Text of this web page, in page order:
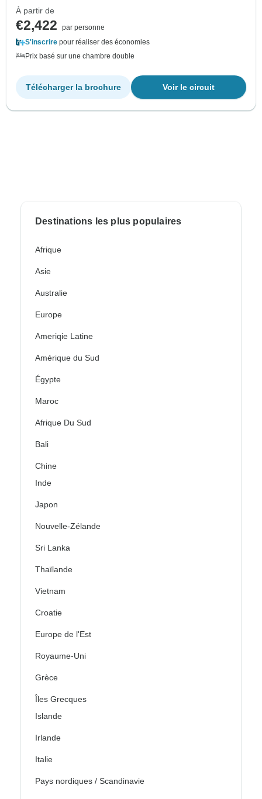
À partir de
€2,422
par personne
S'inscrire pour réaliser des économies
Prix basé sur une chambre double
Voir le circuit
Télécharger la brochure
Destinations les plus populaires
Afrique
Asie
Australie
Europe
Ameriqie Latine
Amérique du Sud
Égypte
Maroc
Afrique Du Sud
Bali
Chine
Inde
Japon
Nouvelle-Zélande
Sri Lanka
Thaïlande
Vietnam
Croatie
Europe de l'Est
Royaume-Uni
Grèce
Îles Grecques
Islande
Irlande
Italie
Pays nordiques / Scandinavie